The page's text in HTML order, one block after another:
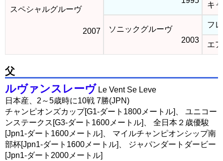
スペシャルグルーヴ
2007
キ
ソニックグルーヴ
2003
フ
エ
父
ルヴァンスレーヴ Le Vent Se Leve
日本産、2～5歳時に10戦 7勝(JPN)
チャンピオンズカップ[G1-ダート1800メートル]、 ユニコー
ンステークス[G3-ダート1600メートル]、 全日本２歳優駿
[Jpn1-ダート1600メートル]、 マイルチャンピオンシップ南
部杯[Jpn1-ダート1600メートル]、 ジャパンダートダービー
[Jpn1-ダート2000メートル]